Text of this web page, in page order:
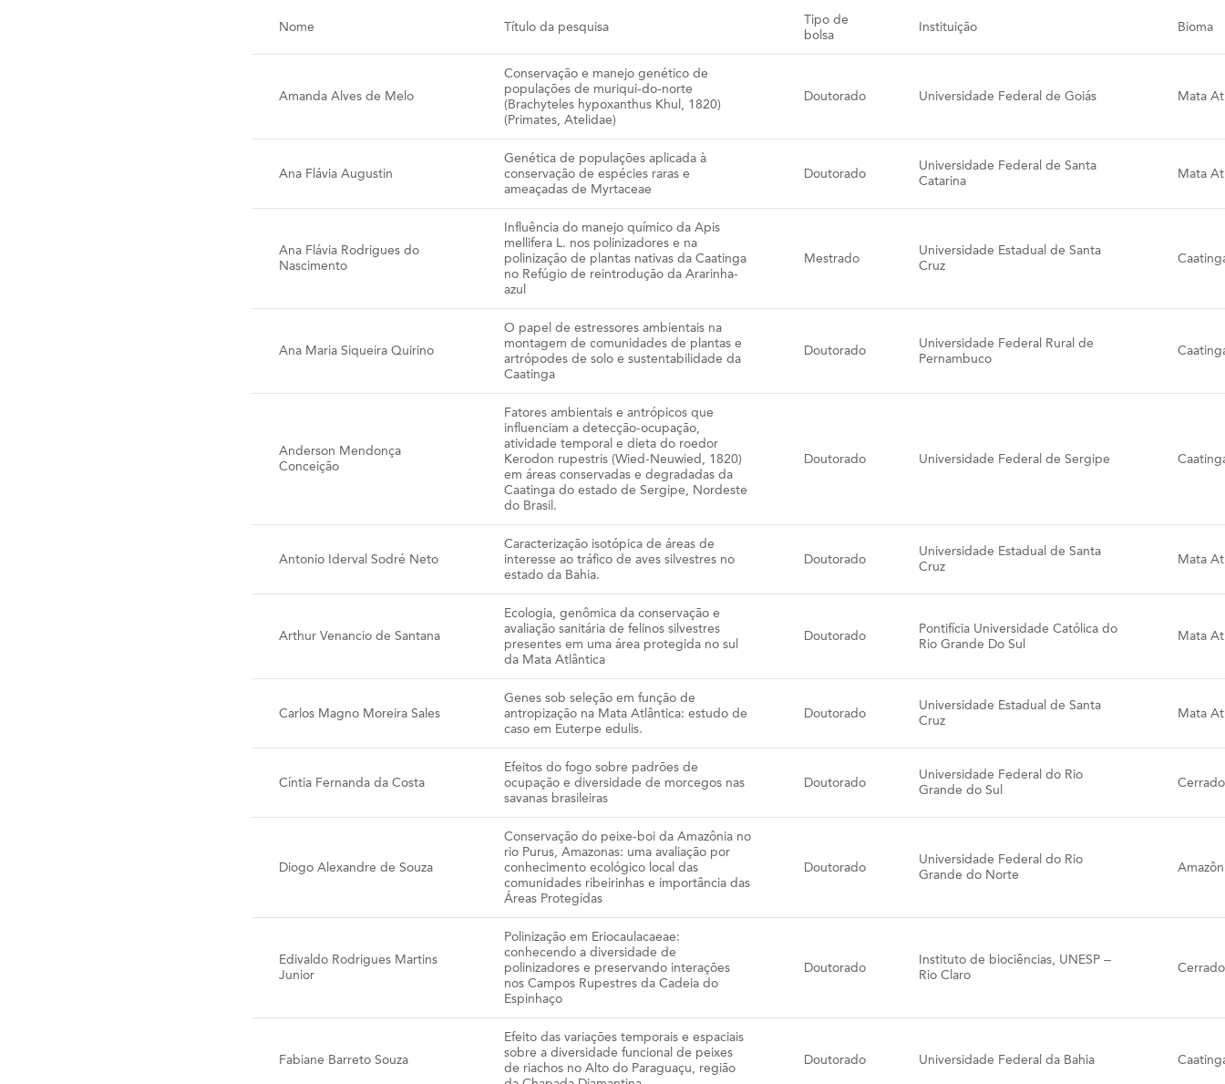
Nome Título da pesquisa
Tipo de
bolsa
Instituição Bioma
Amanda Alves de Melo
Conservação e manejo genético de
populações de muriqui-do-norte
(Brachyteles hypoxanthus Khul, 1820)
(Primates, Atelidae)
Doutorado Universidade Federal de Goiás Mata
Ana Flávia Augustin
Genética de populações aplicada à
conservação de espécies raras e
ameaçadas de Myrtaceae
Doutorado
Universidade Federal de Santa
Catarina
Mata
Ana Flávia Rodrigues do
Nascimento
Influência do manejo químico da Apis
mellifera L. nos polinizadores e na
polinização de plantas nativas da Caatinga
no Refúgio de reintrodução da Ararinha-
azul
Mestrado
Universidade Estadual de Santa
Cruz
Ana Maria Siqueira Quirino
O papel de estressores ambientais na
montagem de comunidades de plantas e
artrópodes de solo e sustentabilidade da
Caatinga
Doutorado
Universidade Federal Rural de
Pernambuco
Anderson Mendonça
Conceição
Fatores ambientais e antrópicos que
influenciam a detecção-ocupação,
atividade temporal e dieta do roedor
Kerodon rupestris (Wied-Neuwied, 1820)
em áreas conservadas e degradadas da
Caatinga do estado de Sergipe, Nordeste
do Brasil.
Doutorado Universidade Federal de Sergipe
Antonio Iderval Sodré Neto
Caracterização isotópica de áreas de
interesse ao tráfico de aves silvestres no
estado da Bahia.
Doutorado
Universidade Estadual de Santa
Cruz
Mata
Arthur Venancio de Santana
Ecologia, genômica da conservação e
avaliação sanitária de felinos silvestres
presentes em uma área protegida no sul
da Mata Atlântica
Doutorado
Pontifícia Universidade Católica do
Rio Grande Do Sul
Mata
Carlos Magno Moreira Sales
Genes sob seleção em função de
antropização na Mata Atlântica: estudo de
caso em Euterpe edulis.
Doutorado
Universidade Estadual de Santa
Cruz
Mata
Cíntia Fernanda da Costa
Efeitos do fogo sobre padrões de
ocupação e diversidade de morcegos nas
savanas brasileiras
Doutorado
Universidade Federal do Rio
Grande do Sul
Cerrado
Diogo Alexandre de Souza
Conservação do peixe-boi da Amazônia no
rio Purus, Amazonas: uma avaliação por
conhecimento ecológico local das
comunidades ribeirinhas e importância das
Áreas Protegidas
Doutorado
Universidade Federal do Rio
Grande do Norte
Edivaldo Rodrigues Martins
Junior
Polinização em Eriocaulacaeae:
conhecendo a diversidade de
polinizadores e preservando interações
nos Campos Rupestres da Cadeia do
Espinhaço
Doutorado
Instituto de biociências, UNESP –
Rio Claro
Cerrado
Fabiane Barreto Souza
Efeito das variações temporais e espaciais
sobre a diversidade funcional de peixes
de riachos no Alto do Paraguaçu, região
Doutorado Universidade Federal da Bahia